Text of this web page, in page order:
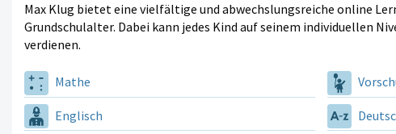
Max Klug bietet eine vielfältige und abwechslungsreiche online
Grundschulalter. Dabei kann jedes Kind auf seinem individuellen
verdienen.
Mathe
Englisch